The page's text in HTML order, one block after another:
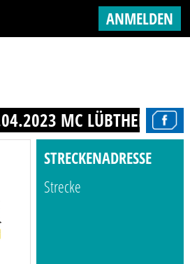
ANMELDEN
MC LÜBTHEEN
STRECKENADRESSE
Strecke